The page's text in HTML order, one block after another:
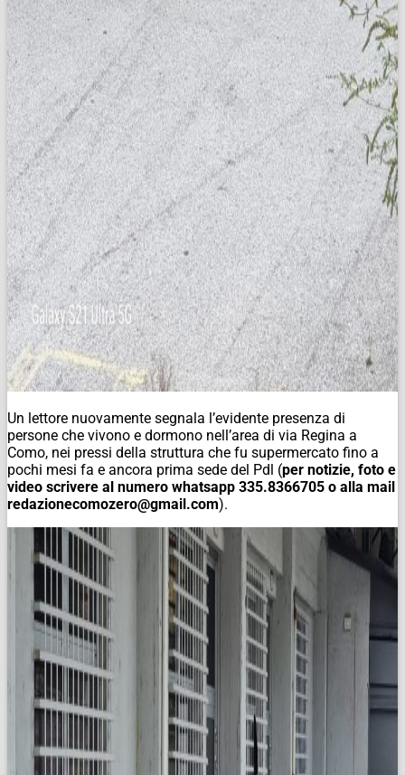
Un lettore nuovamente segnala l’evidente presenza di
persone che vivono e dormono nell’area di via Regina a
Como, nei pressi della struttura che fu supermercato fino a
pochi mesi fa e ancora prima sede del Pdl (per notizie, foto e
video scrivere al numero whatsapp 335.8366705 o alla mail
redazionecomozero@gmail.com).